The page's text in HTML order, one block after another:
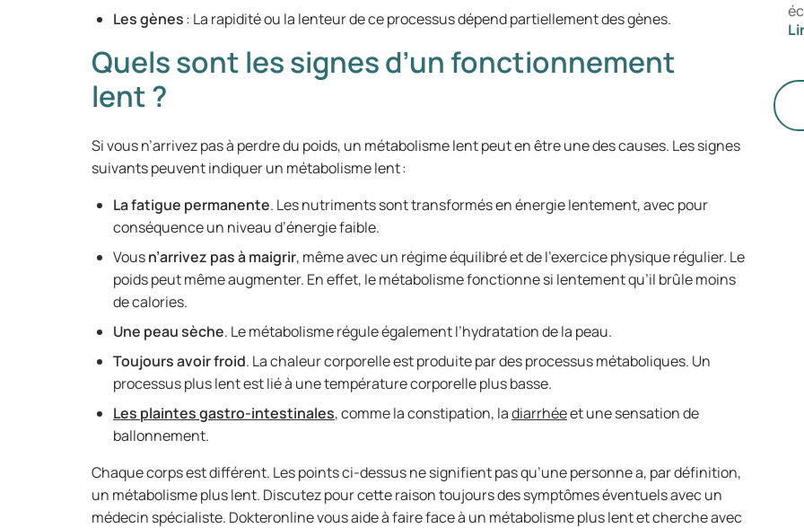
Les gènes: La rapidité ou la lenteur de ce processus dépend partiellement des gènes.
Quels sont les signes d’un fonctionnement
lent ?
Si vous n’arrivez pas à perdre du poids, un métabolisme lent peut en être une des causes. Les signes
suivants peuvent indiquer un métabolisme lent :
La fatigue permanente. Les nutriments sont transformés en énergie lentement, avec pour
conséquence un niveau d’énergie faible.
Vousn’arrivez pas à maigrir, même avec un régime équilibré et de l’exercice physique régulier. Le
poids peut même augmenter. En effet, le métabolisme fonctionne si lentement qu’il brûle moins
de calories.
Une peau sèche. Le métabolisme régule également l’hydratation de la peau.
Toujours avoir froid. La chaleur corporelle est produite par des processus métaboliques. Un
processus plus lent est lié à une température corporelle plus basse.
Les plaintes gastro-intestinales, comme la constipation, ladiarrhéeet une sensation de
ballonnement.
Chaque corps est différent. Les points ci-dessus ne signifient pas qu’une personne a, par définition,
un métabolisme plus lent. Discutez pour cette raison toujours des symptômes éventuels avec un
médecin spécialiste. Dokteronline vous aide à faire face à un métabolisme plus lent et cherche avec